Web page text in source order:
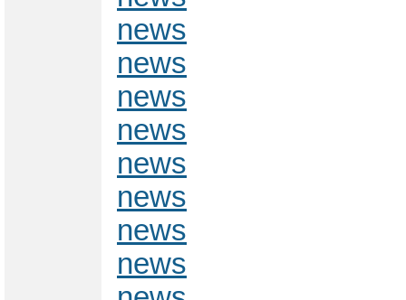
news
news
news
news
news
news
news
news